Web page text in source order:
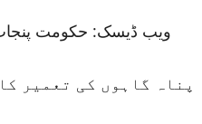
ویب ڈیسک: حکومت پنجاب
پناہ گاہوں کی تعمیر